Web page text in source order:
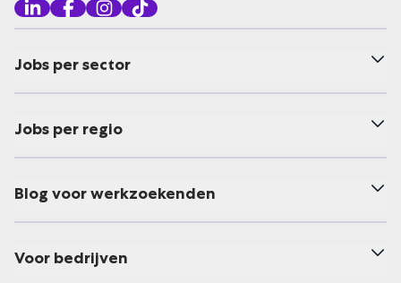
Jobs per sector
Jobs per regio
Blog voor werkzoekenden
Voor bedrijven